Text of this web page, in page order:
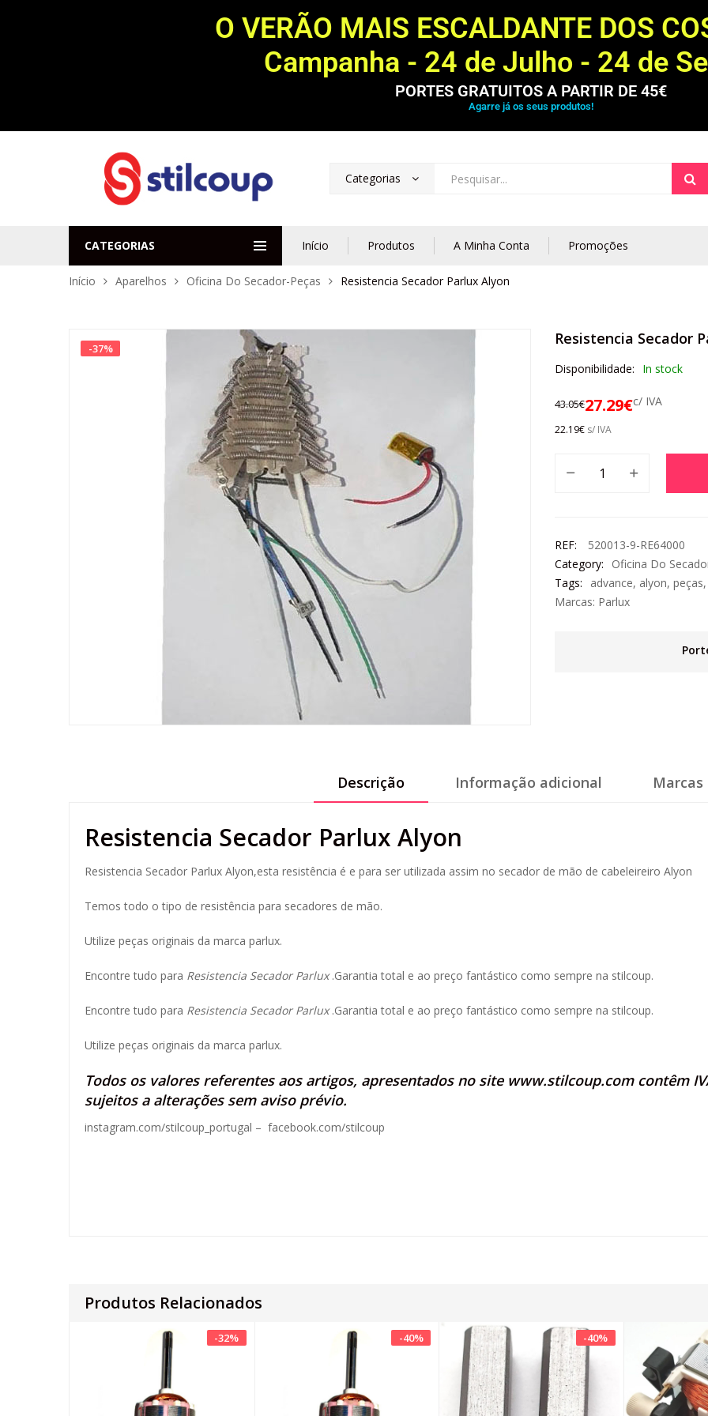
O VERÃO MAIS ESCALDANTE DOS
Campanha - 24 de Julho - 24 de
PORTES GRATUITOS A PARTIR DE 45€
Agarre já os seus produtos!
Categorias
CATEGORIAS Início Produtos A Minha Conta Promoções
Início Aparelhos Oficina Do Secador-Peças Resistencia Secador Parlux Alyon
-37%
Resistencia Secador
Disponibilidade: In stock
43.05€27.29€c/ IVA
22.19€ s/ IVA
REF:
520013-9-RE64000
Category:
Oficina Do
Tags:
advance, alyon, peças
Marcas: Parlux
Descrição Informação adicional Marcas
Resistencia Secador Parlux Alyon
Resistencia Secador Parlux Alyon,esta resistência é e para ser utilizada assim no secador de mão de cabeleireiro Alyon
Temos todo o tipo de resistência para secadores de mão.
Utilize peças originais da marca parlux.
Encontre tudo para Resistencia Secador Parlux.Garantia total e ao preço fantástico como sempre na stilcoup.
Encontre tudo para Resistencia Secador Parlux.Garantia total e ao preço fantástico como sempre na stilcoup.
Utilize peças originais da marca parlux.
Todos os valores referentes aos artigos, apresentados no site www.stilcoup.comcontêm
sujeitos a alterações sem aviso prévio.
instagram.com/stilcoup_portugal – facebook.com/stilcoup
Produtos Relacionados
-32% -40% -40%